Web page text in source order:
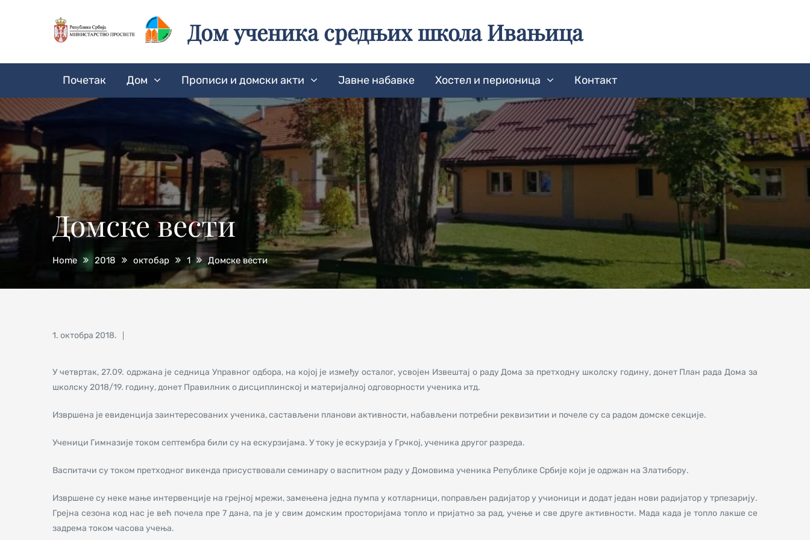
Дом ученика средњих школа Ивањица
Почетак Дом Прописи и домски акти Јавне набавке Хостел и перионица Контакт
Домске вести
Home 2018 октобар 1 Домске вести
Posted
1. октобра 2018.
У четвртак, 27.09. одржана је седница Управног одбора, на којој је између осталог, усвојен Извештај о раду Дома за претходну школску годину, донет План рада Дома за
школску 2018/19. годину, донет Правилник о дисциплинској и материјалној одговорности ученика итд.
Извршена је евиденција заинтересованих ученика, састављени планови активности, набављени потребни реквизитии и почеле су са радом домске секције.
Ученици Гимназије током септембра били су на ескурзијама. У току је ескурзија у Грчкој, ученика другог разреда.
Васпитачи су током претходног викенда присуствовали семинару о васпитном раду у Домовима ученика Републике Србије који је одржан на Златибору.
Извршене су неке мање интервенције на грејној мрежи, замењена једна пумпа у котларници, поправљен радијатор у учионици и додат један нови радијатор у трпезарију.
Грејна сезона код нас је већ почела пре 7 дана, па је у свим домским просторијама топло и пријатно за рад, учење и све друге активности. Мада када је топло лакше се
задрема током часова учења.